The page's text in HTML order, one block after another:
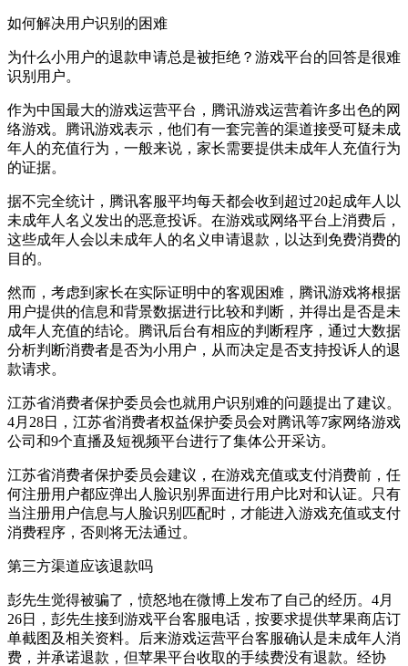
如何解决用户识别的困难
为什么小用户的退款申请总是被拒绝？游戏平台的回答是很难
识别用户。
作为中国最大的游戏运营平台，腾讯游戏运营着许多出色的网
络游戏。腾讯游戏表示，他们有一套完善的渠道接受可疑未成
年人的充值行为，一般来说，家长需要提供未成年人充值行为
的证据。
据不完全统计，腾讯客服平均每天都会收到超过20起成年人以
未成年人名义发出的恶意投诉。在游戏或网络平台上消费后，
这些成年人会以未成年人的名义申请退款，以达到免费消费的
目的。
然而，考虑到家长在实际证明中的客观困难，腾讯游戏将根据
用户提供的信息和背景数据进行比较和判断，并得出是否是未
成年人充值的结论。腾讯后台有相应的判断程序，通过大数据
分析判断消费者是否为小用户，从而决定是否支持投诉人的退
款请求。
江苏省消费者保护委员会也就用户识别难的问题提出了建议。
4月28日，江苏省消费者权益保护委员会对腾讯等7家网络游戏
公司和9个直播及短视频平台进行了集体公开采访。
江苏省消费者保护委员会建议，在游戏充值或支付消费前，任
何注册用户都应弹出人脸识别界面进行用户比对和认证。只有
当注册用户信息与人脸识别匹配时，才能进入游戏充值或支付
消费程序，否则将无法通过。
第三方渠道应该退款吗
彭先生觉得被骗了，愤怒地在微博上发布了自己的经历。4月
26日，彭先生接到游戏平台客服电话，按要求提供苹果商店订
单截图及相关资料。后来游戏运营平台客服确认是未成年人消
费，并承诺退款，但苹果平台收取的手续费没有退款。经协